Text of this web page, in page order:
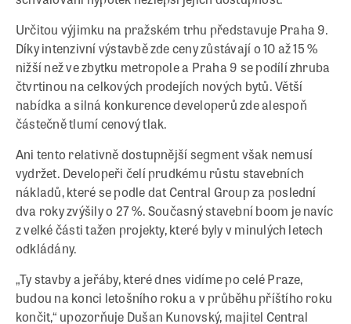
Určitou výjimku na pražském trhu představuje Praha 9.
Díky intenzivní výstavbě zde ceny zůstávají o 10 až 15 %
nižší než ve zbytku metropole a Praha 9 se podílí zhruba
čtvrtinou na celkových prodejích nových bytů. Větší
nabídka a silná konkurence developerů zde alespoň
částečně tlumí cenový tlak.
Ani tento relativně dostupnější segment však nemusí
vydržet. Developeři čelí prudkému růstu stavebních
nákladů, které se podle dat Central Group za poslední
dva roky zvýšily o 27 %. Současný stavební boom je navíc
z velké části tažen projekty, které byly v minulých letech
odkládány.
„Ty stavby a jeřáby, které dnes vidíme po celé Praze,
budou na konci letošního roku a v průběhu příštího roku
končit,“ upozorňuje Dušan Kunovský, majitel Central